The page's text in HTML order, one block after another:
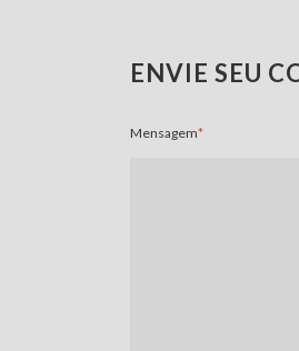
ENVIE SEU
Mensagem*